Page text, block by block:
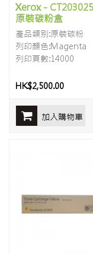
Xerox -
原裝碳粉盒
產品類别:原裝碳粉
列印顏色:Magenta
列印頁數:14000
HK$2,500.00
加入購物車